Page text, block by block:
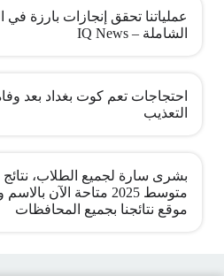
عملياتنا تحقق إنجازات بارزة في
الشاملة – IQ News
احتجاجات تعم كوت بغداد بعد
التعذيب
بشرى سارة لجميع الطلاب، نتائج
متوسط 2025 متاحة الآن
موقع نتائجنا بجميع المحافظات